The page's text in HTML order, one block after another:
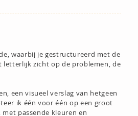
waarbij je gestructureerd met de
letterlijk zicht op de problemen, de
een visueel verslag van hetgeen
ik één voor één op een groot
passende kleuren en